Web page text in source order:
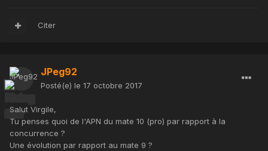
Citer
JPeg92
Posté(e) le 17 octobre 2017
Salut Virgile,
Tu penses quoi de l'APN du mate 10 (pro) par rapport à la
concurrence ?
Une évolution par rapport au mate 9 ?